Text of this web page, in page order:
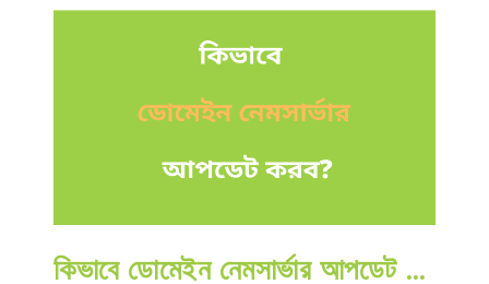
কিভাবে ডোমেইন নেমসার্ভার আপডেট করব?